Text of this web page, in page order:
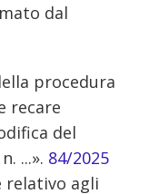
dal
procedura
recare
del
...». 84/2025
relativo agli